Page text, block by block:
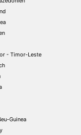
- Timor-Leste
Guinea